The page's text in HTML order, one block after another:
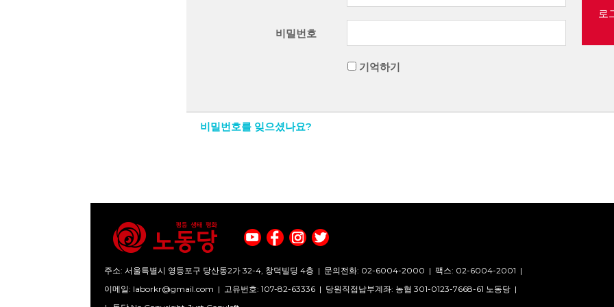
비밀번호
기억하기
로
비밀번호를 잊으셨나요?
주소: 서울특별시 영등포구 당산동2가 32-4, 창덕빌딩 4층 | 문의전화: 02-6004-2000 | 팩스: 02-6004-2001 |
이메일: laborkr@gmail.com | 고유번호: 107-82-63336 | 당원직접납부계좌: 농협 301-0123-7668-61 노동당 |